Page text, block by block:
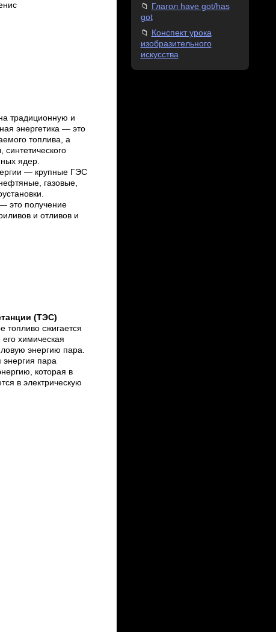
традиционную и
энергетика — это
топлива, а
ядер.
— крупные ГЭС
газовые,
это получение
и отливов и
(ТЭС)
топливо сжигается
его химическая
энергию пара.
энергия пара
которая в
в электрическую
Глагол have got/has
got
Конспект урока
изобразительного
искусства